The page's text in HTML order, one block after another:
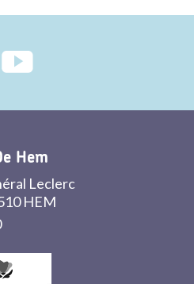
Rejoignez
Hem
Leclerc
HEM